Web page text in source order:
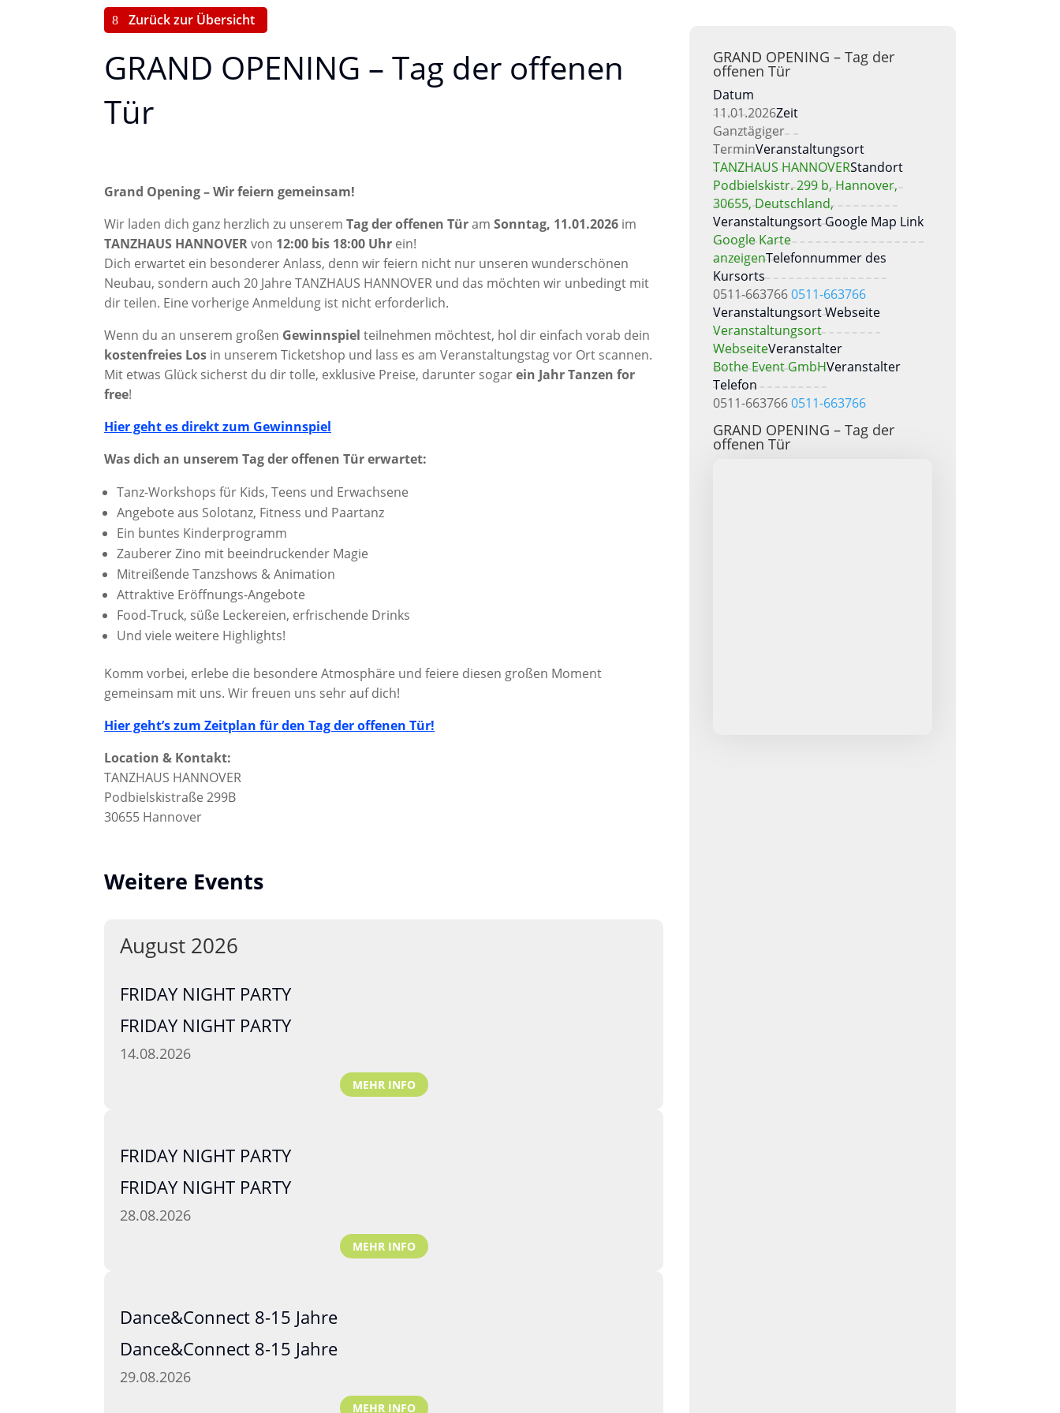
Zurück zur Übersicht
GRAND OPENING – Tag der offenen
Tür
Grand Opening – Wir feiern gemeinsam!
Wir laden dich ganz herzlich zu unserem Tag der offenen Türam Sonntag, 11.01.2026 im
TANZHAUS HANNOVERvon 12:00 bis 18:00 Uhr ein!
Dich erwartet ein besonderer Anlass, denn wir feiern nicht nur unseren wunderschönen
Neubau, sondern auch 20 Jahre TANZHAUS HANNOVER und das möchten wir unbedingt mit
dir teilen. Eine vorherige Anmeldung ist nicht erforderlich.
Wenn du an unserem großen Gewinnspiel teilnehmen möchtest, hol dir einfach vorab dein
kostenfreies Los in unserem Ticketshop und lass es am Veranstaltungstag vor Ort scannen.
Mit etwas Glück sicherst du dir tolle, exklusive Preise, darunter sogarein Jahr Tanzen for
free!
Hier geht es direkt zum Gewinnspiel
Was dich an unserem Tag der offenen Tür erwartet:
Tanz-Workshops für Kids, Teens und Erwachsene
Angebote aus Solotanz, Fitness und Paartanz
Ein buntes Kinderprogramm
Zauberer Zino mit beeindruckender Magie
Mitreißende Tanzshows & Animation
Attraktive Eröffnungs-Angebote
Food-Truck, süße Leckereien, erfrischende Drinks
Und viele weitere Highlights!
Komm vorbei, erlebe die besondere Atmosphäre und feiere diesen großen Moment
gemeinsam mit uns. Wir freuen uns sehr auf dich!
Hier geht’s zum Zeitplan für den Tag der offenen Tür!
Location & Kontakt:
TANZHAUS HANNOVER
Podbielskistraße 299B
30655 Hannover
Weitere Events
August 2026
FRIDAY NIGHT PARTY
FRIDAY NIGHT PARTY
14.08.2026
MEHR INFO
FRIDAY NIGHT PARTY
FRIDAY NIGHT PARTY
28.08.2026
MEHR INFO
Dance&Connect 8-15 Jahre
Dance&Connect 8-15 Jahre
29.08.2026
MEHR INFO
GRAND OPENING – Tag der
offenen Tür
Datum
11.01.2026Zeit
Ganztägiger
TerminVeranstaltungsort
TANZHAUS HANNOVERStandort
Podbielskistr. 299 b, Hannover,
30655, Deutschland,
Veranstaltungsort Google Map Link
Google Karte
anzeigenTelefonnummer des
Kursorts
0511-663766 0511-663766
Veranstaltungsort Webseite
Veranstaltungsort
WebseiteVeranstalter
Bothe Event GmbHVeranstalter
Telefon
0511-663766 0511-663766
GRAND OPENING – Tag der
offenen Tür